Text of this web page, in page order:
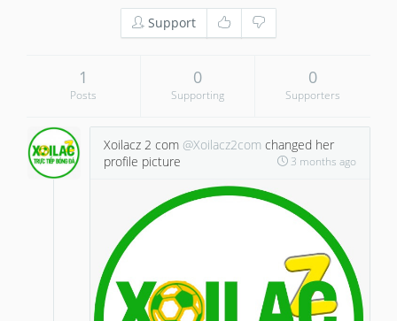
Support
1
Posts
0
Supporting
0
Supporters
Xoilacz 2 com @Xoilacz2com changed her
profile picture
3 months ago